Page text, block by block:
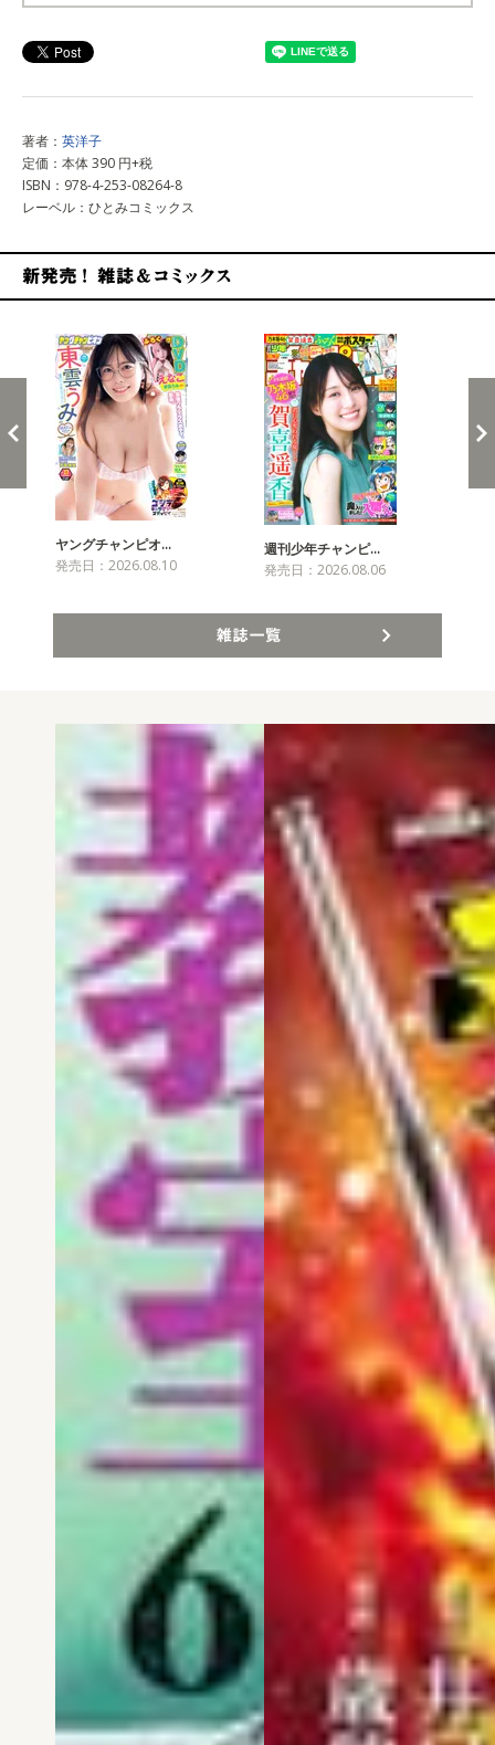
著者： 英洋子
定価：本体 390 円+税
ISBN：978-4-253-08264-8
レーベル：ひとみコミックス
ヤングチャンピオ…
発売日：2026.08.10
週刊少年チャンピ…
発売日：2026.08.06